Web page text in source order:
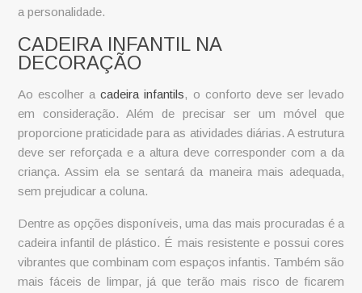
a personalidade.
CADEIRA INFANTIL NA
DECORAÇÃO
Ao escolher acadeira infantils, o conforto deve ser levado
em consideração. Além de precisar ser um móvel que
proporcione praticidade para as atividades diárias. A estrutura
deve ser reforçada e a altura deve corresponder com a da
criança. Assim ela se sentará da maneira mais adequada,
sem prejudicar a coluna.
Dentre as opções disponíveis, uma das mais procuradas é a
cadeira infantil de plástico. É mais resistente e possui cores
vibrantes que combinam com espaços infantis. Também são
mais fáceis de limpar, já que terão mais risco de ficarem